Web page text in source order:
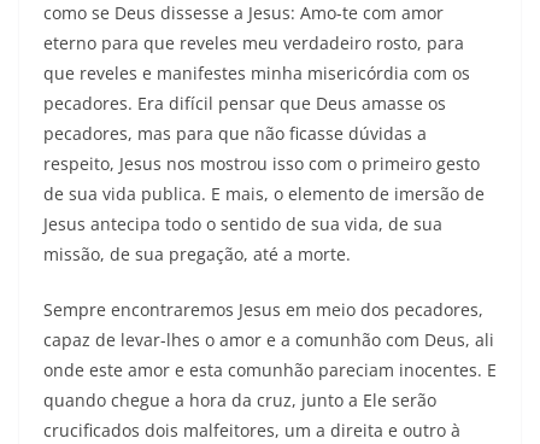
como se Deus dissesse a Jesus: Amo-te com amor
eterno para que reveles meu verdadeiro rosto, para
que reveles e manifestes minha misericórdia com os
pecadores. Era difícil pensar que Deus amasse os
pecadores, mas para que não ficasse dúvidas a
respeito, Jesus nos mostrou isso com o primeiro gesto
de sua vida publica. E mais, o elemento de imersão de
Jesus antecipa todo o sentido de sua vida, de sua
missão, de sua pregação, até a morte.
Sempre encontraremos Jesus em meio dos pecadores,
capaz de levar-lhes o amor e a comunhão com Deus, ali
onde este amor e esta comunhão pareciam inocentes. E
quando chegue a hora da cruz, junto a Ele serão
crucificados dois malfeitores, um a direita e outro à